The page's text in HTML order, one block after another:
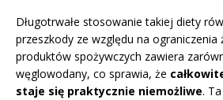
Długotrwałe stosowanie takiej diety
przeszkody ze względu na ograniczenia
produktów spożywczych zawiera
węglowodany, co sprawia, że
staje się praktycznie niemożliwe.